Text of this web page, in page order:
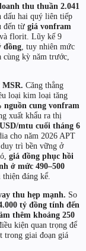
thu thuần 2.041
dấu hai quý liên tiếp
đến từ giá vonfram
florit. Lũy kế 9
đồng , tuy nhiên mức
cùng kỳ năm trước,
Căng thẳng
loại kim loại tăng
nguồn cung vonfram
xuất khẩu ra thị
mtu cuối tháng 6
cho năm 2026 APT
duy trì bền vững ở
giá đồng phục hồi
ở mức 490–500
đáng kể.
thu hẹp mạnh. So
tỷ đồng tính đến
thêm khoảng 250
kiện quan trọng để
trong giai đoạn giá